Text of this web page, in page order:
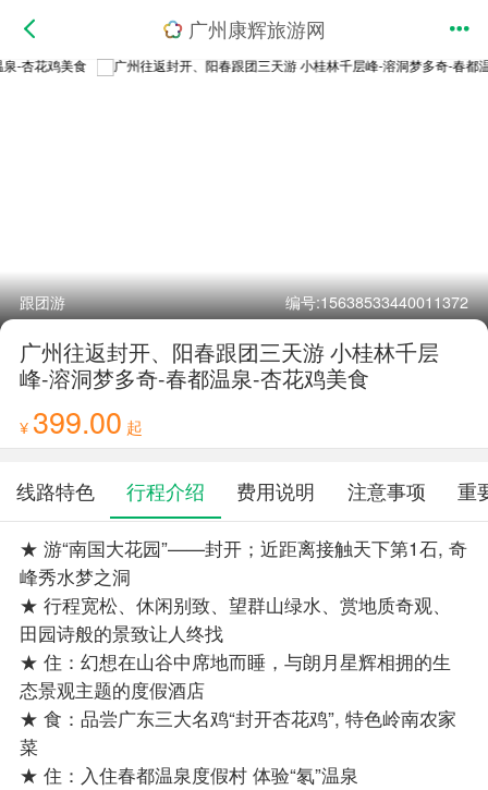
广州康辉旅游网
跟团游 编号:15638533440011372
广州往返封开、阳春跟团三天游 小桂林千层
峰-溶洞梦多奇-春都温泉-杏花鸡美食
¥ 399.00 起
线路特色 行程介绍 费用说明 注意事项 重
★ 游“南国大花园”——封开；近距离接触天下第1石, 奇
峰秀水梦之洞
★ 行程宽松、休闲别致、望群山绿水、赏地质奇观、
田园诗般的景致让人终找
★ 住：幻想在山谷中席地而睡，与朗月星辉相拥的生
态景观主题的度假酒店
★ 食：品尝广东三大名鸡“封开杏花鸡”, 特色岭南农家
菜
★ 住：入住春都温泉度假村 体验“氡”温泉